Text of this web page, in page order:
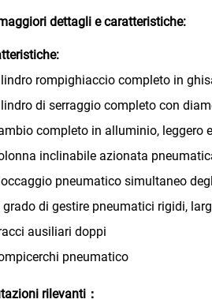
dettagli e caratteristiche:
rompighiaccio completo in
di serraggio completo con
completo in alluminio, leggero
inclinabile azionata
pneumatico simultaneo
di gestire pneumatici rigidi,
ausiliari doppi
pneumatico
rilevanti：